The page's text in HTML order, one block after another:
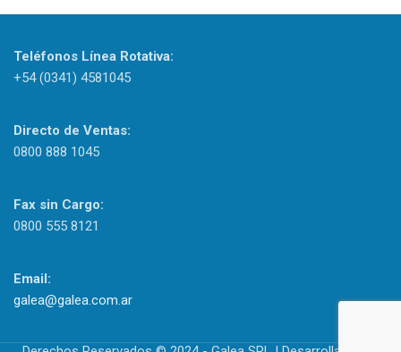
Teléfonos Línea Rotativa:
+54 (0341) 4581045
Directo de Ventas:
0800 888 1045
Fax sin Cargo:
0800 555 8121
Email:
galea@galea.com.ar